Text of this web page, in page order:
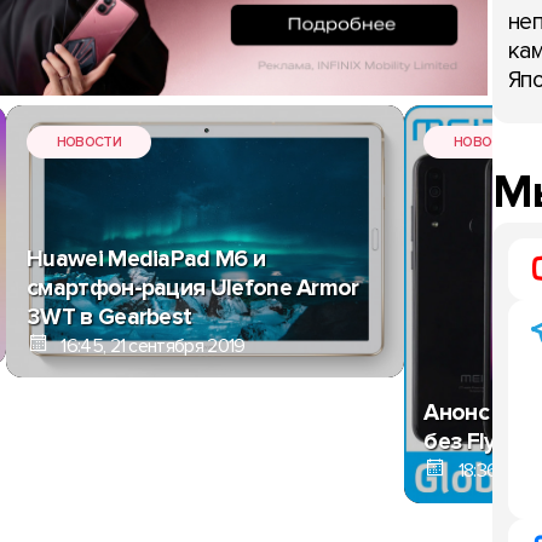
НОВОСТИ
Huawei MediaPad M6 и
смартфон-рация Ulefone Armor
3WT в Gearbest
16:45, 21 сентября 2019
НОВОСТИ
Анонс
без Flyme
18:36, 20